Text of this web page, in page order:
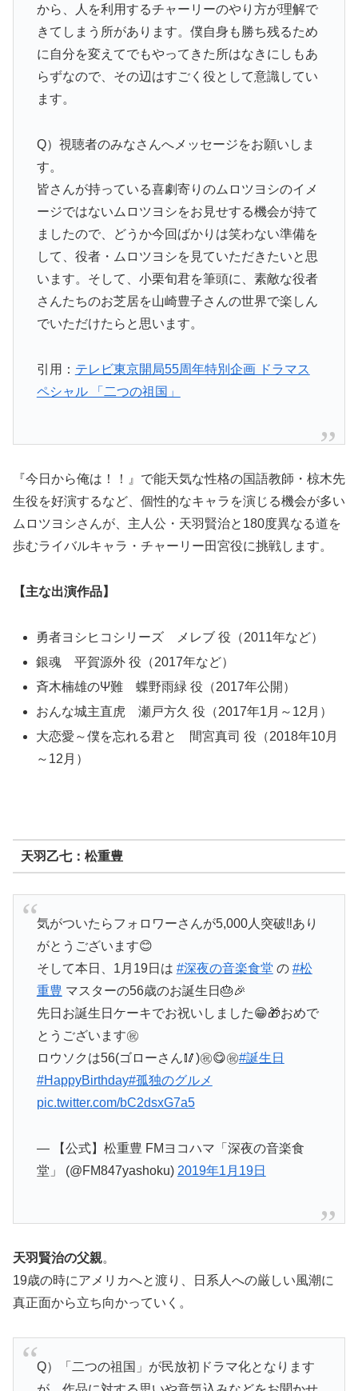
から、人を利用するチャーリーのやり方が理解で
きてしまう所があります。僕自身も勝ち残るため
に自分を変えてでもやってきた所はなきにしもあ
らずなので、その辺はすごく役として意識してい
ます。
Q）視聴者のみなさんへメッセージをお願いしま
す。
皆さんが持っている喜劇寄りのムロツヨシのイメ
ージではないムロツヨシをお見せする機会が持て
ましたので、どうか今回ばかりは笑わない準備を
して、役者・ムロツヨシを見ていただきたいと思
います。そして、小栗旬君を筆頭に、素敵な役者
さんたちのお芝居を山崎豊子さんの世界で楽しん
でいただけたらと思います。
引用： テレビ東京開局55周年特別企画 ドラマス
ペシャル 「二つの祖国」
『今日から俺は！！』で能天気な性格の国語教師・椋木先
生役を好演するなど、個性的なキャラを演じる機会が多い
ムロツヨシさんが、主人公・天羽賢治と180度異なる道を
歩むライバルキャラ・チャーリー田宮役に挑戦します。
【主な出演作品】
勇者ヨシヒコシリーズ メレブ 役（2011年など）
銀魂 平賀源外 役（2017年など）
斉木楠雄のΨ難 蝶野雨緑 役（2017年公開）
おんな城主直虎 瀬戸方久 役（2017年1月～12月）
大恋愛～僕を忘れる君と 間宮真司 役（2018年10月
～12月）
天羽乙七：松重豊
気がついたらフォロワーさんが5,000人突破‼️あり
がとうございます😊
そして本日、1月19日は #深夜の音楽食堂 の #松
重豊 マスターの56歳のお誕生日🎂🎉
先日お誕生日ケーキでお祝いしました😁🎁おめで
とうございます㊗️
ロウソクは56(ゴローさん🥢)㊗️😋㊗️#誕生日
#HappyBirthday#孤独のグルメ
pic.twitter.com/bC2dsxG7a5
— 【公式】松重豊 FMヨコハマ「深夜の音楽食
堂」 (@FM847yashoku) 2019年1月19日
天羽賢治の父親。
19歳の時にアメリカへと渡り、日系人への厳しい風潮に
真正面から立ち向かっていく。
Q）「二つの祖国」が民放初ドラマ化となります